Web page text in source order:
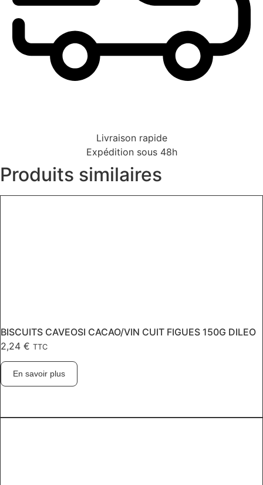
Livraison rapide
Expédition sous 48h
Produits similaires
BISCUITS CAVEOSI CACAO/VIN CUIT FIGUES 150G DILEO
2,24 € TTC
En savoir plus